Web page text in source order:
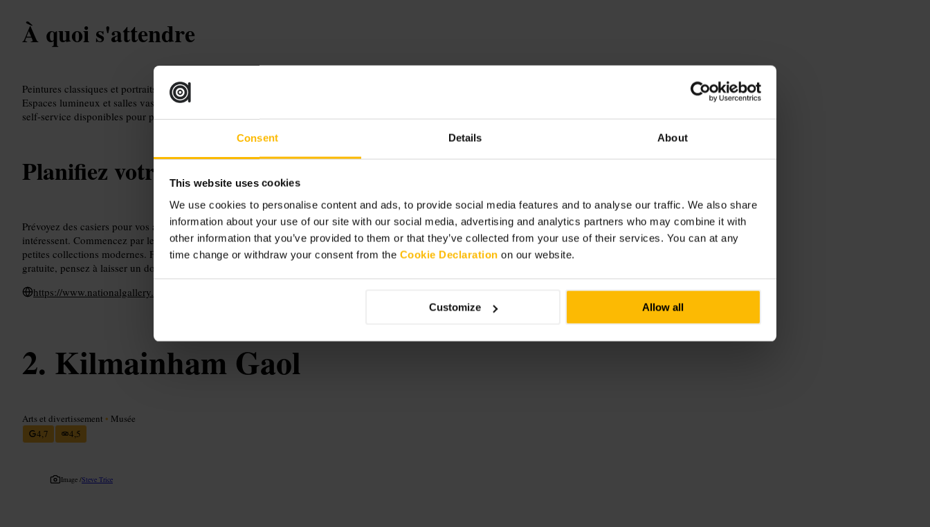
Consent Details About
This website uses cookies
We use cookies to personalise content and ads, to provide social media features and to analyse our traffic. We also share
information about your use of our site with our social media, advertising and analytics partners who may combine it with
other information that you’ve provided to them or that they’ve collected from your use of their services. You can at any
time change or withdraw your consent from the Cookie Declaration on our website.
Customize Allow all
À quoi s'attendre
Peintures classiques et portraits, quelques ensembles photographiques et petites expositions modernes.
Espaces lumineux et salles vastes, plus un café pour une pause et une boutique bien fournie. Consignes
self-service disponibles pour poser manteaux et sacs.
Planifiez votre visite
Prévoyez des casiers pour vos affaires, prenez le plan à l'accueil et marquez les salles qui vous
intéressent. Commencez par les grandes galeries de peintures puis explorez la photographie et les
petites collections modernes. Faites une pause au café avant de visiter la boutique souvenir. L'entrée est
gratuite, pensez à laisser un don si vous avez apprécié la visite.
https://www.nationalgallery.ie/
Kilmainham Gaol
Arts et divertissement • Musée
4,7
4,5
Image /Steve Trice